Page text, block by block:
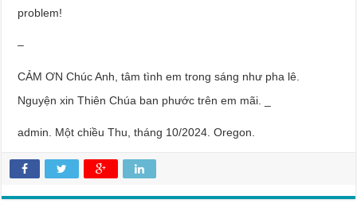
problem!
–
CẢM ƠN Chúc Anh, tâm tình em trong sáng như pha lê.
Nguyện xin Thiên Chúa ban phước trên em mãi. _
admin. Một chiều Thu, tháng 10/2024. Oregon.